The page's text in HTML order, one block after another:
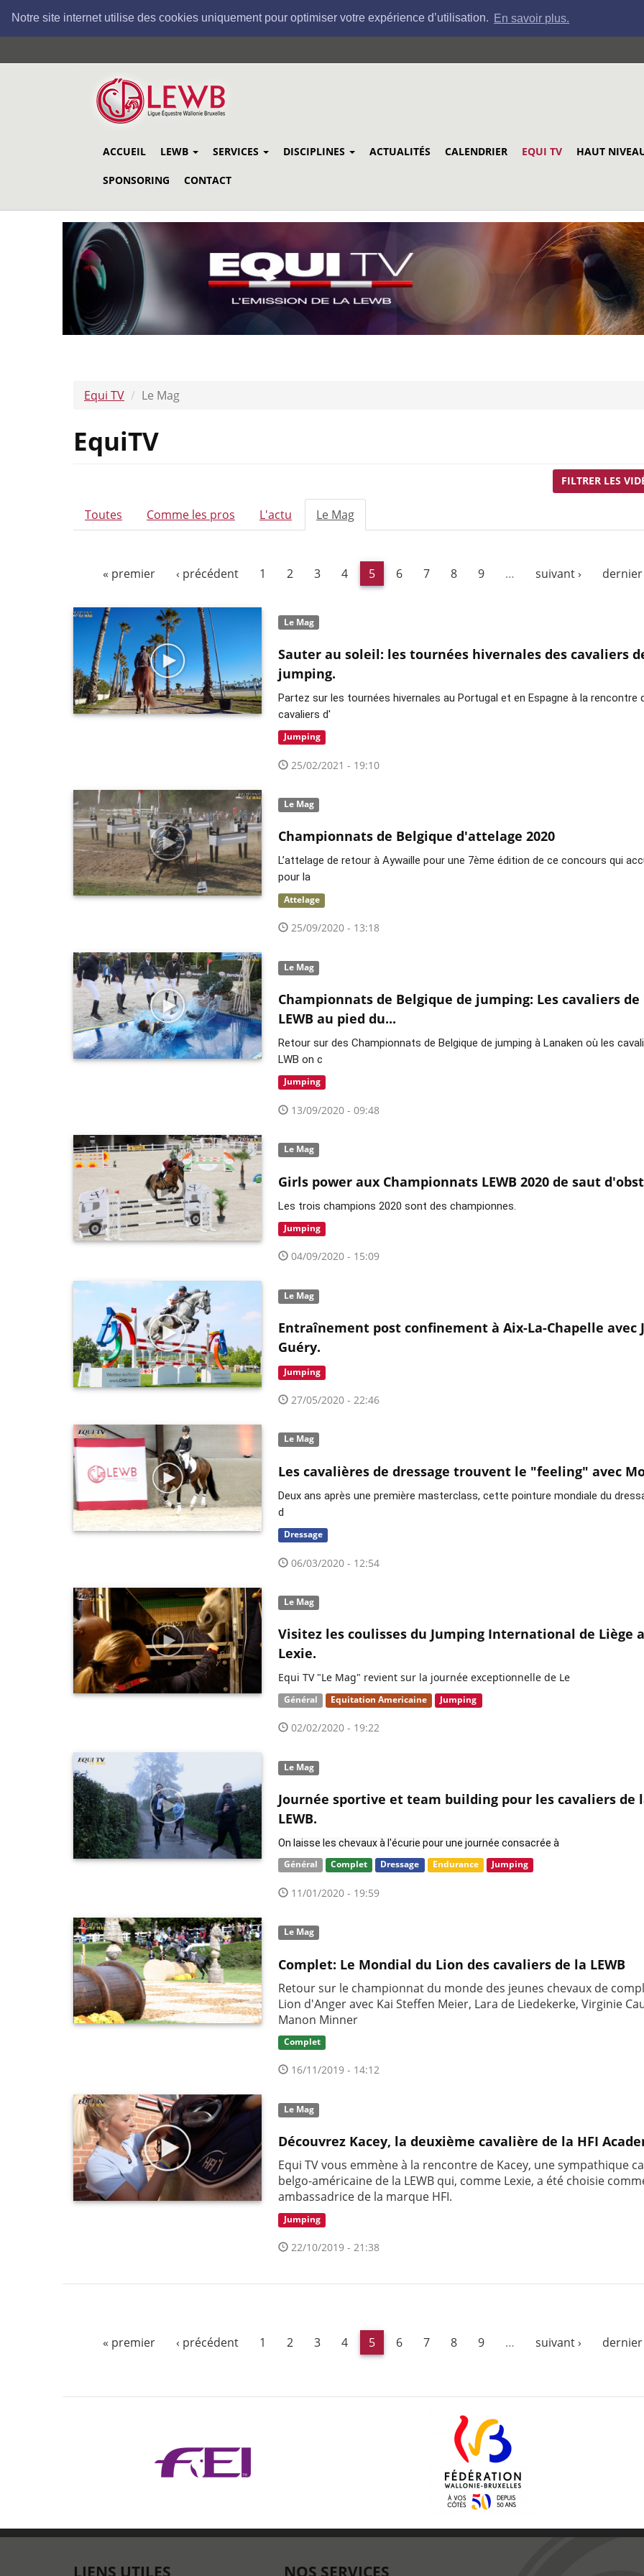
Notre site internet utilise des cookies uniquement pour optimiser votre expérience d’utilisation. En savoir plus.
au
ACCUEIL LEWB SERVICES DISCIPLINES ACTUALITÉS CALENDRIER EQUI TV HAUT
SPONSORING CONTACT
Equi TV Le Mag
EquiTV
ONGLETS
PRINCIPAUX
Toutes Comme les pros L'actu Le Mag
actif)
FILTRER LES
« premier ‹ précédent 1 2 3 4 5 6 7 8 9 … suivant › dernier
Le Mag
Sauter au soleil: les tournées hivernales des cavaliers
jumping.
Partez sur les tournées hivernales au Portugal et en Espagne à la rencontre
cavaliers d'
Jumping
25/02/2021 - 19:10
Le Mag
Championnats de Belgique d'attelage 2020
L’attelage de retour à Aywaille pour une 7ème édition de ce concours qui
pour la
Attelage
25/09/2020 - 13:18
Le Mag
Championnats de Belgique de jumping: Les cavaliers de
LEWB au pied du...
Retour sur des Championnats de Belgique de jumping à Lanaken où les
LWB on c
Jumping
13/09/2020 - 09:48
Le Mag
Girls power aux Championnats LEWB 2020 de saut
Les trois champions 2020 sont des championnes.
Jumping
04/09/2020 - 15:09
Le Mag
Entraînement post confinement à Aix-La-Chapelle avec
Guéry.
Jumping
27/05/2020 - 22:46
Le Mag
Les cavalières de dressage trouvent le "feeling" avec
Deux ans après une première masterclass, cette pointure mondiale du
d
Dressage
06/03/2020 - 12:54
Le Mag
Visitez les coulisses du Jumping International de Liège
Lexie.
Equi TV "Le Mag" revient sur la journée exceptionnelle de Le
Général Equitation Americaine Jumping
02/02/2020 - 19:22
Le Mag
Journée sportive et team building pour les cavaliers de
LEWB.
On laisse les chevaux à l'écurie pour une journée consacrée à
Général Complet Dressage Endurance Jumping
11/01/2020 - 19:59
Le Mag
Complet: Le Mondial du Lion des cavaliers de la LEWB
Retour sur le championnat du monde des jeunes chevaux de
Lion d'Anger avec Kai Steffen Meier, Lara de Liedekerke, Virginie
Manon Minner
Complet
16/11/2019 - 14:12
Le Mag
Découvrez Kacey, la deuxième cavalière de la HFI
Equi TV vous emmène à la rencontre de Kacey, une sympathique
belgo-américaine de la LEWB qui, comme Lexie, a été choisie
ambassadrice de la marque HFI.
Jumping
22/10/2019 - 21:38
« premier ‹ précédent 1 2 3 4 5 6 7 8 9 … suivant › dernier
LIENS UTILES NOS SERVICES